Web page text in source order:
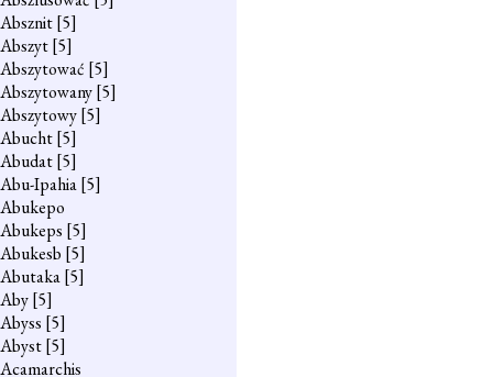
Absznit[5]
Abszyt[5]
Abszytować [5]
Abszytowany[5]
Abszytowy[5]
Abucht[5]
Abudat[5]
Abu-Ipahia[5]
Abukepo
Abukeps [5]
Abukesb [5]
Abutaka[5]
Aby[5]
Abyss [5]
Abyst[5]
Acamarchis